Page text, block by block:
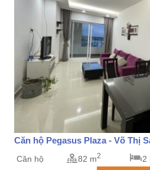
Căn hộ Pegasus Plaza - Võ Thị
Căn hộ 82 m2 2